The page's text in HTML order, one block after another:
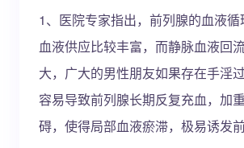
1、医院专家指出，前列腺的血液
血液供应比较丰富，而静脉血液回
大，广大的男性朋友如果存在手淫
容易导致前列腺长期反复充血，加
碍，使得局部血液瘀滞，极易诱发前